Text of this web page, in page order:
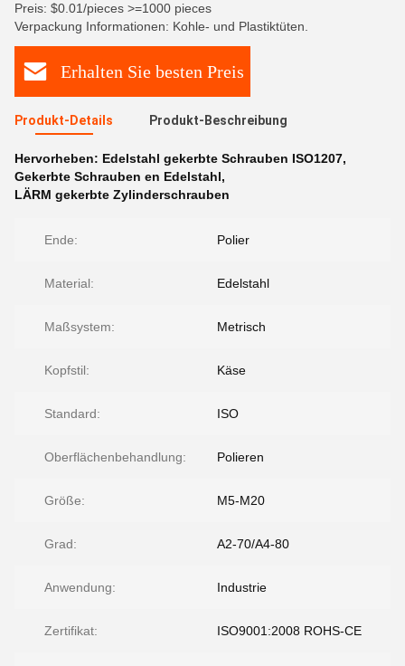
Preis: $0.01/pieces >=1000 pieces
Verpackung Informationen: Kohle- und Plastiktüten.
Erhalten Sie besten Preis
Produkt-Details Produkt-Beschreibung
Hervorheben: Edelstahl gekerbte Schrauben ISO1207,
Gekerbte Schrauben en Edelstahl,
LÄRM gekerbte Zylinderschrauben
Ende: Polier
Material: Edelstahl
Maßsystem: Metrisch
Kopfstil: Käse
Standard: ISO
Oberflächenbehandlung: Polieren
Größe: M5-M20
Grad: A2-70/A4-80
Anwendung: Industrie
Zertifikat: ISO9001:2008 ROHS-CE